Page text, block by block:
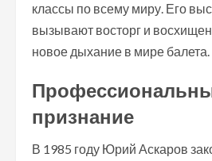
классы по всему миру. Его
вызывают восторг и
новое дыхание в мире балета.
признание
В 1985 году Юрий Аскаров